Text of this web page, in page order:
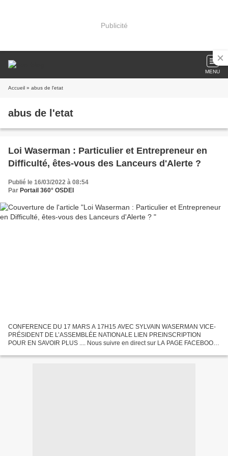
Publicité
MENU
Accueil » abus de l'etat
abus de l'etat
Loi Waserman : Particulier et Entrepreneur en
Difficulté, êtes-vous des Lanceurs d'Alerte ?
Publié le 16/03/2022 à 08:54
Par Portail 360° OSDEI
CONFERENCE DU 17 MARS A 17H15 AVEC SYLVAIN WASERMAN VICE-
PRÉSIDENT DE L’ASSEMBLÉE NATIONALE LIEN PREINSCRIPTION
POUR EN SAVOIR PLUS .... Nous suivre en direct sur LA PAGE FACEBOOK
SYLVAIN WASERMAN...